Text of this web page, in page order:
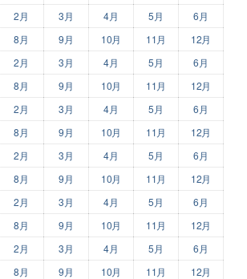
2月 3月 4月 5月
6月
8月 9月 10月 11月 12月
2月 3月 4月 5月
6月
8月 9月 10月 11月 12月
2月 3月 4月 5月
6月
8月 9月 10月 11月 12月
2月 3月 4月 5月
6月
8月 9月 10月 11月 12月
2月 3月 4月 5月
6月
8月 9月 10月 11月 12月
2月 3月 4月 5月
6月
8月 9月 10月 11月 12月